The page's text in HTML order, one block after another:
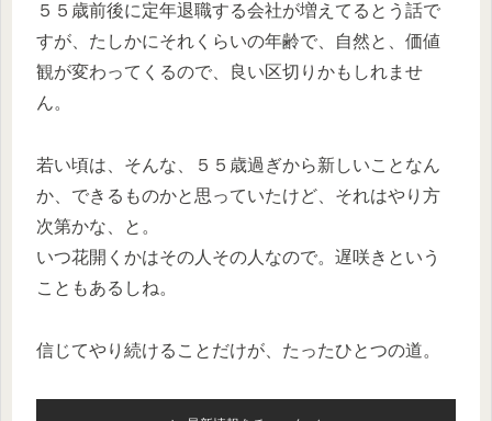
５５歳前後に定年退職する会社が増えてるとう話で
すが、たしかにそれくらいの年齢で、自然と、価値
観が変わってくるので、良い区切りかもしれませ
ん。
若い頃は、そんな、５５歳過ぎから新しいことなん
か、できるものかと思っていたけど、それはやり方
次第かな、と。
いつ花開くかはその人その人なので。遅咲きという
こともあるしね。
信じてやり続けることだけが、たったひとつの道。